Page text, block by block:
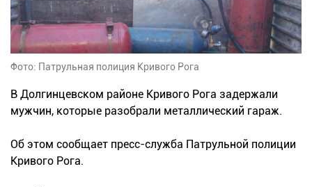
Фото: Патрульная полиция Кривого Рога
В Долгинцевском районе Кривого Рога задержали
мужчин, которые разобрали металлический гараж.
Об этом сообщает пресс-служба Патрульной полиции
Кривого Рога.